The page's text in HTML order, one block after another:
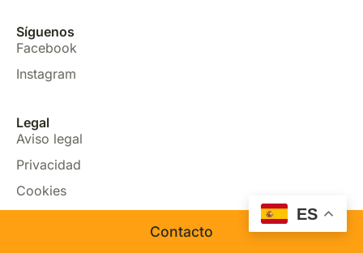
Contacto
Síguenos
Facebook
Instagram
Legal
Aviso legal
Privacidad
Cookies
ES